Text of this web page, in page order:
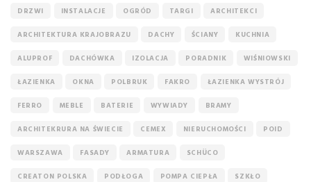
DRZWI INSTALACJE OGRÓD TARGI ARCHITEKCI
ARCHITEKTURA KRAJOBRAZU DACHY ŚCIANY KUCHNIA
ALUPROF DACHÓWKA IZOLACJA PORADNIK WIŚNIOWSKI
ŁAZIENKA OKNA POLBRUK FAKRO ŁAZIENKA WYSTRÓJ
FERRO MEBLE BATERIE WYWIADY BRAMY
ARCHITEKRURA NA ŚWIECIE CEMEX NIERUCHOMOŚCI POID
WARSZAWA FASADY ARMATURA SCHÜCO
CREATON POLSKA PODŁOGA POMPA CIEPŁA SZKŁO